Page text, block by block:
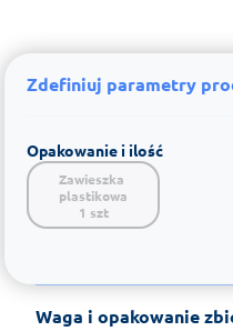
Zdefiniuj parametry
Opakowanie i ilość
Zawieszka
plastikowa
1 szt
Waga i opakowanie